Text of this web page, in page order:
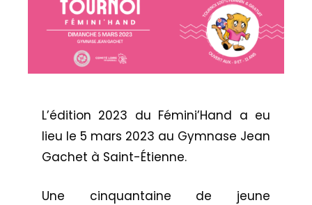
L’édition 2023 du Fémini’Hand a eu
lieu le 5 mars 2023 au Gymnase Jean
Gachet à Saint-Étienne.
Une cinquantaine de jeune